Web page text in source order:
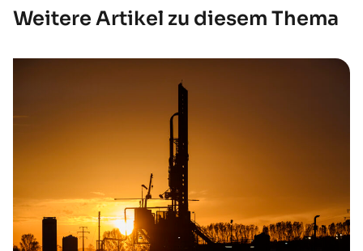
Weitere Artikel zu diesem Thema